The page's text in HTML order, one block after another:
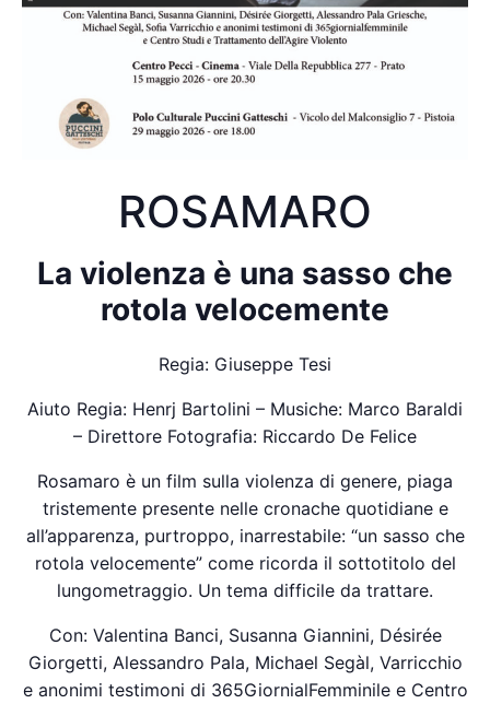
ROSAMARO
La violenza è una sasso che
rotola velocemente
Regia: Giuseppe Tesi
Aiuto Regia: Henrj Bartolini – Musiche: Marco Baraldi
– Direttore Fotografia: Riccardo De Felice
Rosamaro è un film sulla violenza di genere, piaga
tristemente presente nelle cronache quotidiane e
all’apparenza, purtroppo, inarrestabile: “un sasso che
rotola velocemente” come ricorda il sottotitolo del
lungometraggio. Un tema difficile da trattare.
Con: Valentina Banci, Susanna Giannini, Désirée
Giorgetti, Alessandro Pala, Michael Segàl, Varricchio
e anonimi testimoni di 365GiornialFemminile e Centro